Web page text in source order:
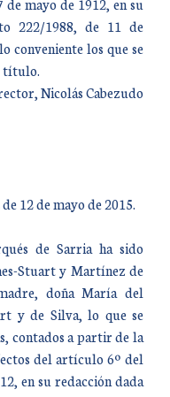
222/1988, de 11 de
conveniente los que se
título.
Nicolás Cabezudo
12 de mayo de 2015.
de Sarria ha sido
Stuart y Martínez de
doña María del
y de Silva, lo que se
contados a partir de la
del artículo 6º del
en su redacción dada